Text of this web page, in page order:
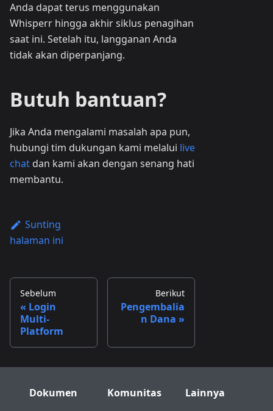
Anda dapat terus menggunakan
Whisperr hingga akhir siklus penagihan
saat ini. Setelah itu, langganan Anda
tidak akan diperpanjang.
Butuh bantuan?
Jika Anda mengalami masalah apa pun,
hubungi tim dukungan kami melalui live
chat dan kami akan dengan senang hati
membantu.
Sunting
halaman ini
Sebelum
Login
Multi-
Platform
Berikut
Pengembalia
n Dana
Dokumen Komunitas Lainnya